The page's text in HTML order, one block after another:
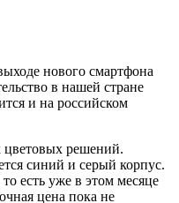
нового смартфона
в нашей стране
и на российском
цветовых решений.
синий и серый корпус.
есть уже в этом месяце
цена пока не